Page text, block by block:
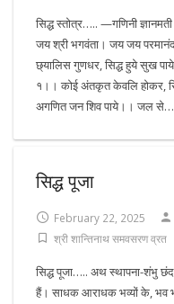
सिद्ध स्तोत्र….. —गणिनी
जय श्री भगवंता। जय जय
छ्यालिस गुणधर, सिद्ध हुये सुख
१।। कोई अंतकृत केवलि होकर,
अगणित जन शिव पाये।। जल से…
सिद्ध पूजा
February 22, 2025
श्री शान्तिनाथ समवसरण व्रत
सिद्ध पूजा….. अथ स्थापना-शंभु छंद
हैं। साधक आराधक भव्यों के, भव